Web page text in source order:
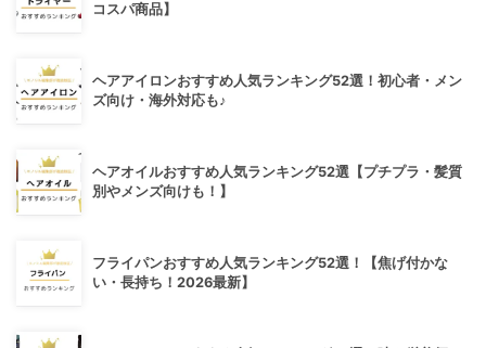
コスパ商品】
ヘアアイロンおすすめ人気ランキング52選！初心者・メン
ズ向け・海外対応も♪
ヘアオイルおすすめ人気ランキング52選【プチプラ・髪質
別やメンズ向けも！】
フライパンおすすめ人気ランキング52選！【焦げ付かな
い・長持ち！2026最新】